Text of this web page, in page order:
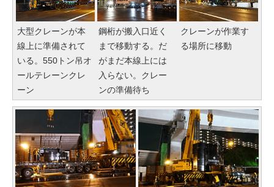
大型クレーンが本
線上に準備されて
いる。550トン吊オ
ールテレーンクレ
ーン
鋼桁が搬入口近く
まで移動する。だ
がまだ本線上には
入らない。クレー
ンの準備待ち
クレーンが作業す
る場所に移動